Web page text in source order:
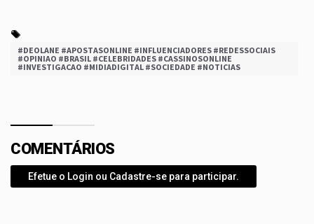
#DEOLANE #APOSTASONLINE #INFLUENCIADORES #REDESSOCIAIS
#OPINIAO #BRASIL #CELEBRIDADES #CASSINOSONLINE
#INVESTIGACAO #MIDIADIGITAL #SOCIEDADE #NOTICIAS
COMENTÁRIOS
Efetue o Login ou Cadastre-se para participar.